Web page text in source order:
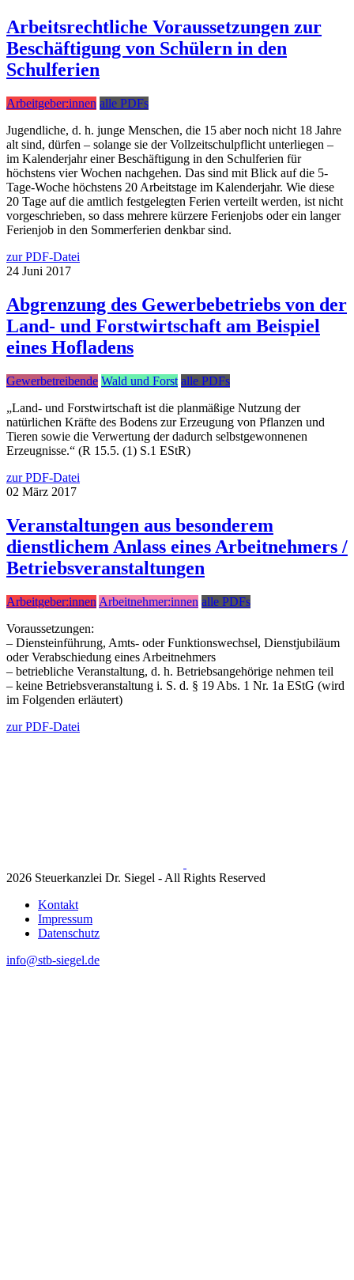
Arbeitsrechtliche Voraussetzungen zur
Beschäftigung von Schülern in den
Schulferien
Arbeitgeber:innen alle PDFs
Jugendliche, d. h. junge Menschen, die 15 aber noch nicht 18 Jahre
alt sind, dürfen – solange sie der Vollzeitschulpflicht unterliegen –
im Kalenderjahr einer Beschäftigung in den Schulferien für
höchstens vier Wochen nachgehen. Das sind mit Blick auf die 5-
Tage-Woche höchstens 20 Arbeitstage im Kalenderjahr. Wie diese
20 Tage auf die amtlich festgelegten Ferien verteilt werden, ist nicht
vorgeschrieben, so dass mehrere kürzere Ferienjobs oder ein langer
Ferienjob in den Sommerferien denkbar sind.
zur PDF-Datei
24 Juni 2017
Abgrenzung des Gewerbebetriebs von der
Land- und Forstwirtschaft am Beispiel
eines Hofladens
Gewerbetreibende Wald und Forst alle PDFs
„Land- und Forstwirtschaft ist die planmäßige Nutzung der
natürlichen Kräfte des Bodens zur Erzeugung von Pflanzen und
Tieren sowie die Verwertung der dadurch selbstgewonnenen
Erzeugnisse.“ (R 15.5. (1) S.1 EStR)
zur PDF-Datei
02 März 2017
Veranstaltungen aus besonderem
dienstlichem Anlass eines Arbeitnehmers /
Betriebsveranstaltungen
Arbeitgeber:innen Arbeitnehmer:innen alle PDFs
Voraussetzungen:
– Diensteinführung, Amts- oder Funktionswechsel, Dienstjubiläum
oder Verabschiedung eines Arbeitnehmers
– betriebliche Veranstaltung, d. h. Betriebsangehörige nehmen teil
– keine Betriebsveranstaltung i. S. d. § 19 Abs. 1 Nr. 1a EStG (wird
im Folgenden erläutert)
zur PDF-Datei
2026 Steuerkanzlei Dr. Siegel - All Rights Reserved
Kontakt
Impressum
Datenschutz
info@stb-siegel.de